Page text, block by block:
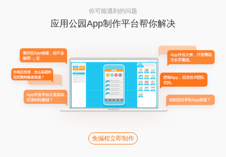
你可能遇到的问题
应用公园App制作平台帮你解决
免编程立即制作